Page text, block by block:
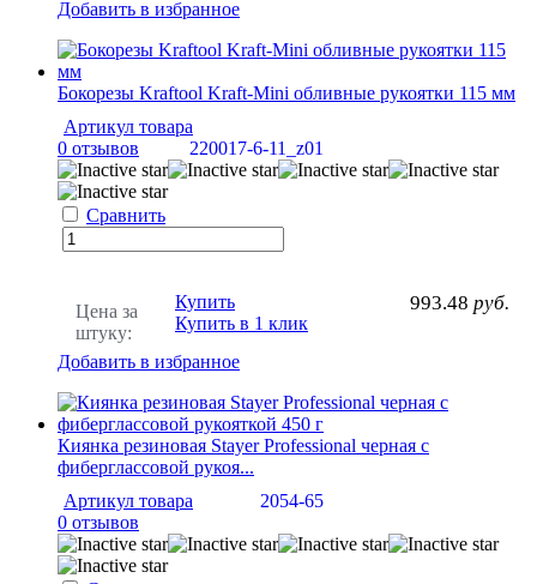
Добавить в избранное
Бокорезы Kraftool Kraft-Mini обливные рукоятки 115 мм
Артикул товара
220017-6-11_z01
0 отзывов
Сравнить
Цена за
штуку:
993.48 руб.
Купить
Купить в 1 клик
Добавить в избранное
Киянка резиновая Stayer Professional черная с
фиберглассовой рукоя...
Артикул товара
2054-65
0 отзывов